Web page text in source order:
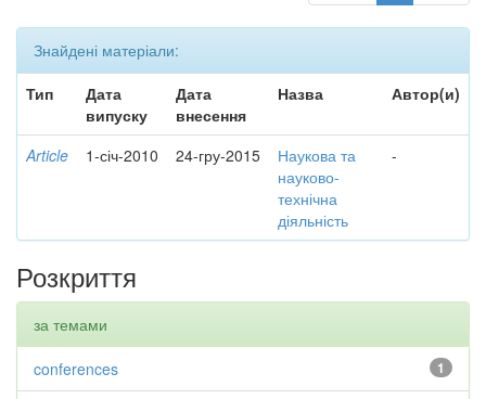
Знайдені матеріали:
Тип
Дата
випуску
Дата
внесення
Назва Автор(и)
Article 1-січ-2010 24-гру-2015
Наукова та
науково-
технічна
діяльність
-
Розкриття
за темами
1
conferences